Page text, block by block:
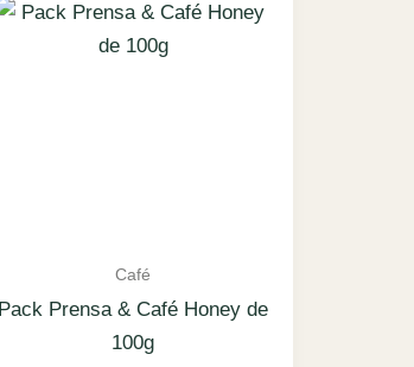
Café
Pack Prensa & Café Honey de
100g